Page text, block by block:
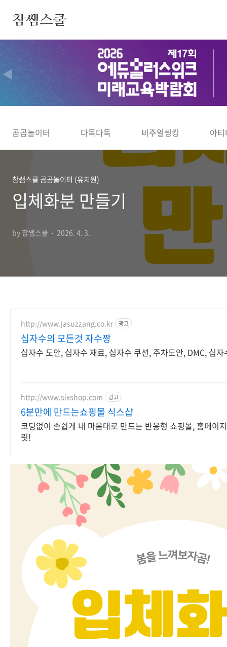
참쌤스쿨
◀
곰곰놀이터 다독다독 비주얼씽킹 아
참쌤스쿨 곰곰놀이터 (유치원)
입체화분 만들기
by 참쌤스쿨 2026. 4. 3.
http://www.jasuzzang.co.kr 광고
십자수의 모든것 자수짱
십자수 도안, 십자수 재료, 십자수 쿠션, 주차도안, DMC, 십
http://www.sixshop.com 광고
6분만에 만드는쇼핑몰 식스샵
코딩없이 손쉽게 내 마음대로 만드는 반응형 쇼핑몰, 홈페이
릿!